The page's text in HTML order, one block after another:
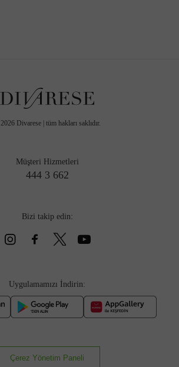
2026 Divarese | tüm hakları saklıdır.
Müşteri Hizmetleri
444 3 662
Bizi takip edin:
Uygulamamızı İndirin:
Çerez Yönetim Paneli